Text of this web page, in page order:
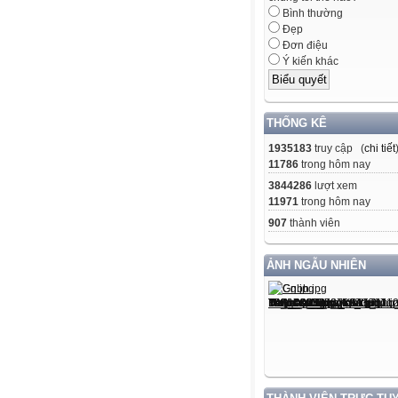
Bình thường
Đẹp
Đơn điệu
Ý kiến khác
THỐNG KÊ
1935183 truy cập (chi tiết)
11786 trong hôm nay
3844286 lượt xem
11971 trong hôm nay
907 thành viên
ẢNH NGẪU NHIÊN